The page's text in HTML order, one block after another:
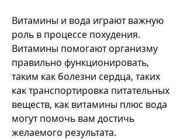
Витамины и вода играют важную
роль в процессе похудения.
Витамины помогают организму
правильно функционировать,
таким как болезни сердца, таких
как транспортировка питательных
веществ, как витамины плюс вода
могут помочь вам достичь
желаемого результата.